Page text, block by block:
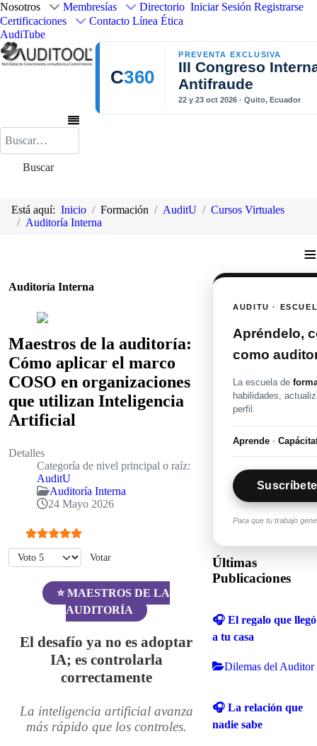
Nosotros Membresías
Directorio
Certificaciones
Contacto Línea Ética
AudiTube
Iniciar Sesión Registrarse
C360
PREVENTA EXCLUSIVA
III Congreso
Antifraude
22 y 23 oct 2026 · Quito, Ecuador
Buscar
Buscar
Está aquí: Inicio Formación AuditU
Cursos Virtuales
Auditoría Interna
≡
Auditoría Interna
Maestros de la auditoría:
Cómo aplicar el marco
COSO en organizaciones
que utilizan Inteligencia
Artificial
Detalles
Categoría de nivel principal o raíz:
AuditU
Auditoría Interna
24 Mayo 2026
Ratio:5/5
Por favor, vote
⭐ MAESTROS DE LA
AUDITORÍA
El desafío ya no es adoptar
IA; es controlarla
correctamente
La inteligencia artificial avanza
más rápido que los controles.
AUDITU ·
Apréndelo,
como
La escuela de
habilidades,
perfil.
Aprende ·
Para que tu trabajo
Últimas
Publicaciones
🎧 El regalo que llegó
a tu casa
Dilemas del Auditor
🎧 La relación que
nadie sabe